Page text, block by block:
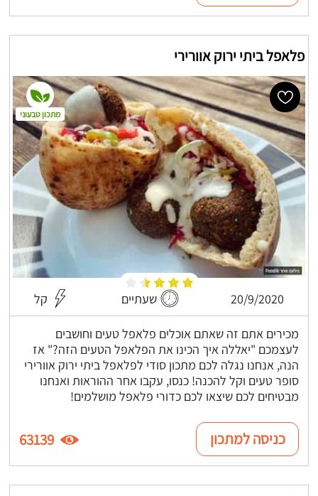
פלאפל ביתי ירוק אוורירי
20/9/2020 שעתיים קל
מכירים אתם זה שאתם אוכלים פלאפל טעים וחושבים
לעצמכם "יאללה איך הכינו את הפלאפל הטעים הזה?" אז
הנה, אנחנו נגלה לכם מתכון סודי לפלאפל ביתי ירוק אוורירי
סופר טעים וקל להכנה! כנסו, עקבו אחר ההוראות ואנחנו
מבטיחים לכם שיצאו לכם כדורי פלאפל מושלמים!
מתכון טבעוני
כניסה למתכון 63139